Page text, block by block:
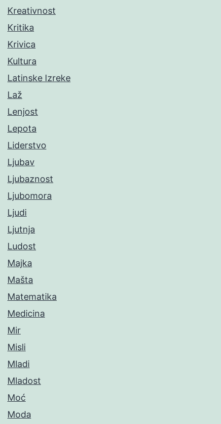
Kreativnost
Kritika
Krivica
Kultura
Latinske Izreke
Laž
Lenjost
Lepota
Liderstvo
Ljubav
Ljubaznost
Ljubomora
Ljudi
Ljutnja
Ludost
Majka
Mašta
Matematika
Medicina
Mir
Misli
Mladi
Mladost
Moć
Moda